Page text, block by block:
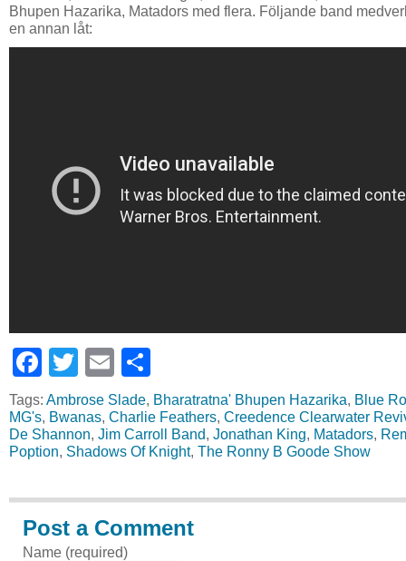
Bhupen Hazarika, Matadors med flera. Följande band
en annan låt:
Facebook
TwitterEmail
Tags: Ambrose Slade, Bharatratna' Bhupen Hazarika, Blue
MG's, Bwanas, Charlie Feathers, Creedence Clearwater
De Shannon, Jim Carroll Band, Jonathan King, Matadors,
Poption, Shadows Of Knight, The Ronny B Goode Show
Post a Comment
Name (required)